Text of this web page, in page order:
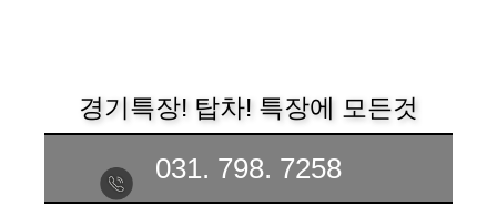
경기특장! 탑차! 특장에 모든것
031. 798. 7258